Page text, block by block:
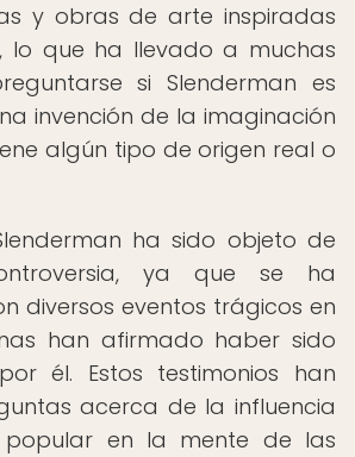
y obras de arte inspiradas
lo que ha llevado a muchas
si Slenderman es
invención de la imaginación
algún tipo de origen real o
ha sido objeto de
ya que se ha
diversos eventos trágicos en
han afirmado haber sido
él. Estos testimonios han
acerca de la influencia
en la mente de las